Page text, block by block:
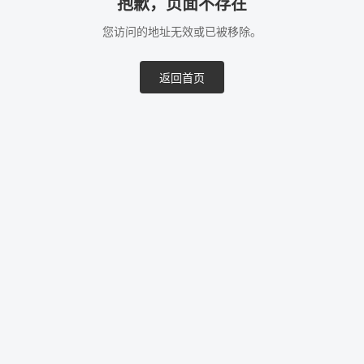
抱歉，页面不存在
您访问的地址无效或已被移除。
返回首页